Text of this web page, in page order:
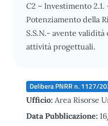
C2 – Investimento 2.1.
Potenziamento della
S.S.N.- avente
attività progettuali.
Delibera PNRR n. 1127/
Ufficio: Area Risorse
Data Pubblicazione: